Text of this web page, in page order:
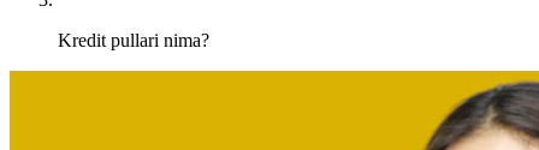
Kredit pullari nima?